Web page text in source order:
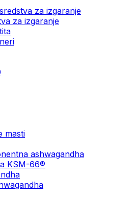
za izgaranje
za izgaranje
masti
ashwagandha
KSM-66®